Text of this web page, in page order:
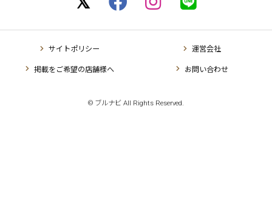
サイトポリシー 運営会社
掲載をご希望の店舗様へ お問い合わせ
© ブルナビ All Rights Reserved.